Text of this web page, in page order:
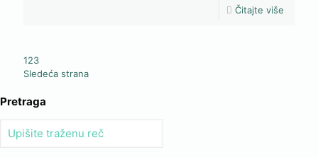
Čitajte više
123
Sledeća strana
Pretraga